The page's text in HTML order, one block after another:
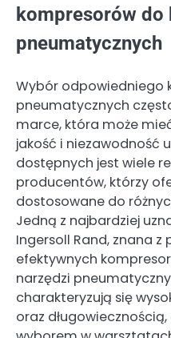
kompresorów do
pneumatycznych
Wybór odpowiedniego
pneumatycznych
marce, która może
jakość i niezawodność
dostępnych jest wiele
producentów, którzy
dostosowane do
Jedną z najbardziej
Ingersoll Rand, znana z
efektywnych
narzędzi
charakteryzują się
oraz